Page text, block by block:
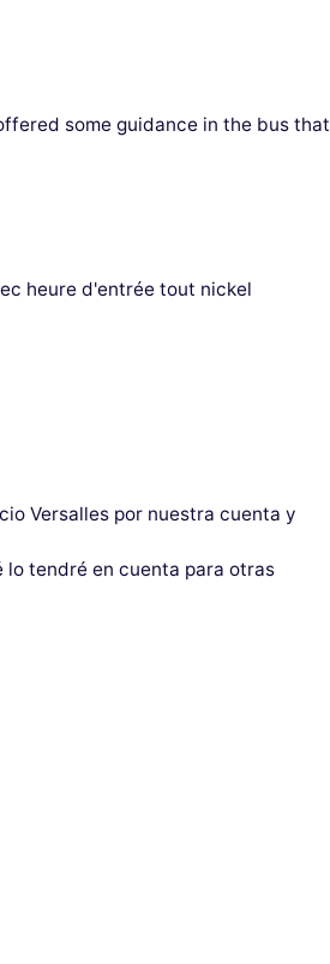
some guidance in the bus that
heure d'entrée tout nickel
Versalles por nuestra cuenta y
lo tendré en cuenta para otras